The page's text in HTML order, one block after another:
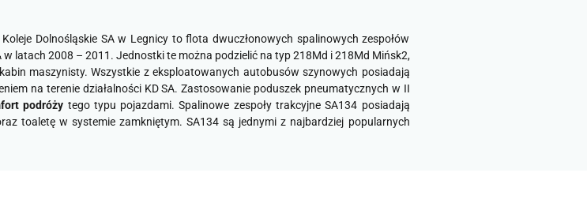
Dolnośląskie SA w Legnicy to flota dwuczłonowych spalinowych zespołów
latach 2008 – 2011. Jednostki te można podzielić na typ 218Md i 218Md Mińsk2,
maszynisty. Wszystkie z eksploatowanych autobusów szynowych posiadają
na terenie działalności KD SA. Zastosowanie poduszek pneumatycznych w II
podróży tego typu pojazdami. Spalinowe zespoły trakcyjne SA134 posiadają
toaletę w systemie zamkniętym. SA134 są jednymi z najbardziej popularnych